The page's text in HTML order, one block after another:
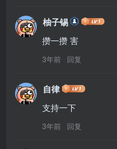
柚子锡
攒一攒 害
3年前 回复
自律
支持一下
3年前 回复